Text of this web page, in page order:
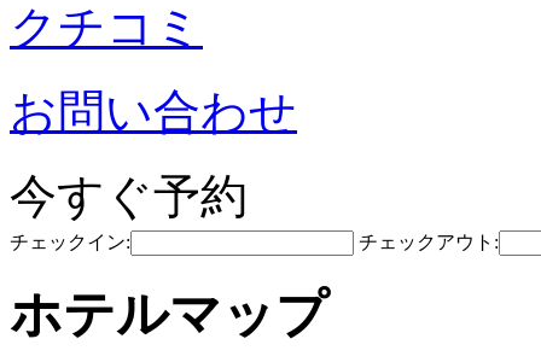
クチコミ
お問い合わせ
今すぐ予約
チェックイン: チェックアウト:
ホテルマップ